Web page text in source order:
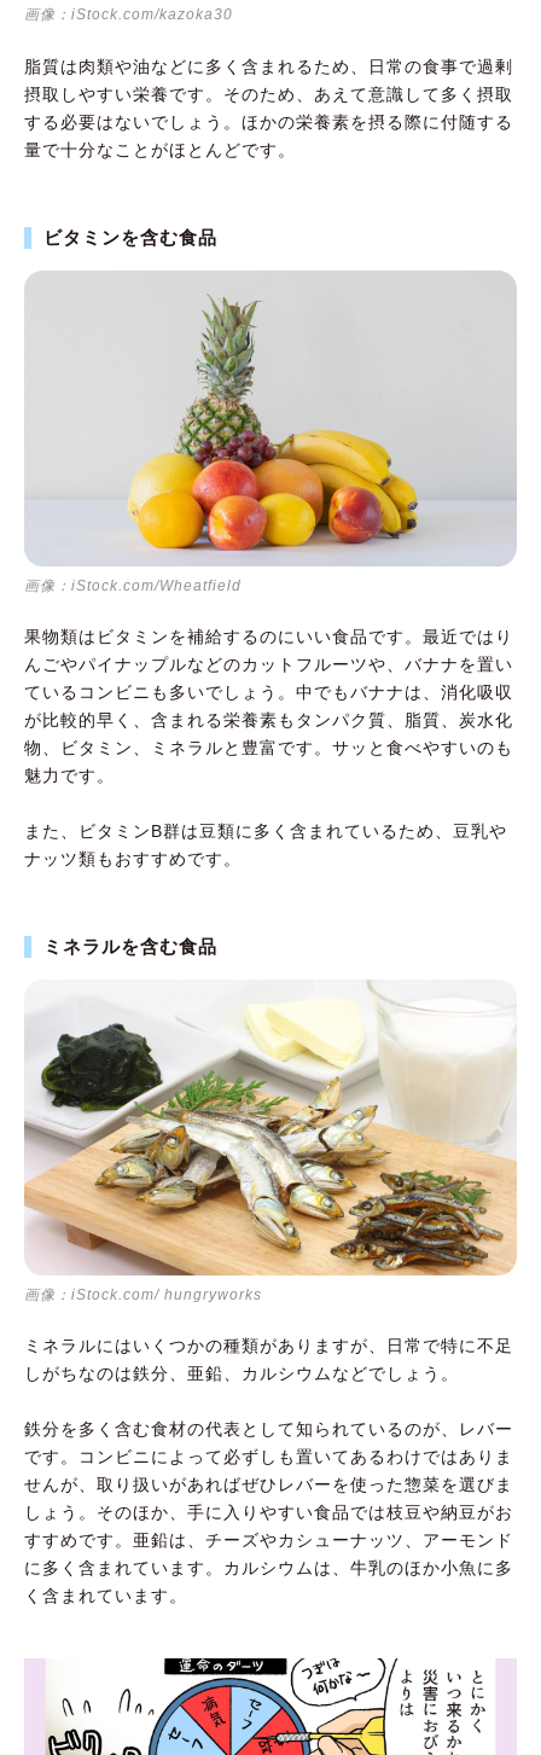
画像：iStock.com/kazoka30
脂質は肉類や油などに多く含まれるため、日常の食事で過剰
摂取しやすい栄養です。そのため、あえて意識して多く摂取
する必要はないでしょう。ほかの栄養素を摂る際に付随する
量で十分なことがほとんどです。
ビタミンを含む食品
画像：iStock.com/Wheatfield
果物類はビタミンを補給するのにいい食品です。最近ではり
んごやパイナップルなどのカットフルーツや、バナナを置い
ているコンビニも多いでしょう。中でもバナナは、消化吸収
が比較的早く、含まれる栄養素もタンパク質、脂質、炭水化
物、ビタミン、ミネラルと豊富です。サッと食べやすいのも
魅力です。
また、ビタミンB群は豆類に多く含まれているため、豆乳や
ナッツ類もおすすめです。
ミネラルを含む食品
画像：iStock.com/ hungryworks
ミネラルにはいくつかの種類がありますが、日常で特に不足
しがちなのは鉄分、亜鉛、カルシウムなどでしょう。
鉄分を多く含む食材の代表として知られているのが、レバー
です。コンビニによって必ずしも置いてあるわけではありま
せんが、取り扱いがあればぜひレバーを使った惣菜を選びま
しょう。そのほか、手に入りやすい食品では枝豆や納豆がお
すすめです。亜鉛は、チーズやカシューナッツ、アーモンド
に多く含まれています。カルシウムは、牛乳のほか小魚に多
く含まれています。